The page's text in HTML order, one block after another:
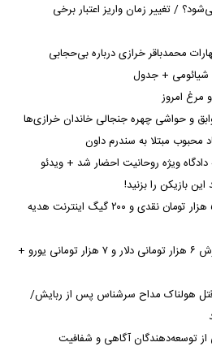
/ تغییر زمان واریز اعتبار برخی
محمدباقر خرازی درباره بی‌حجابی
+ جدول
مرغ امروز
و حواشی چهره جنجالی خاندان خرازی‌ها
محبوب مبتلا به سندرم داون
ویژه روحانیت احضار شد + ویدئو
بازیکن را بزنید!
خبر خوش برای خبرنگاران؛ ۵۰۰ هزار تومان نقدی و ۲۰۰ گیگ اینترنت هدیه
قیمت دلار امروز چقدر شد؟ ریزش ۶ هزار تومانی دلار و ۷ هزار تومانی یورو +
هولناک مداح سرشناس پس از ربایش/
از توسعه‌دهندگان آگاهی و شفافیت